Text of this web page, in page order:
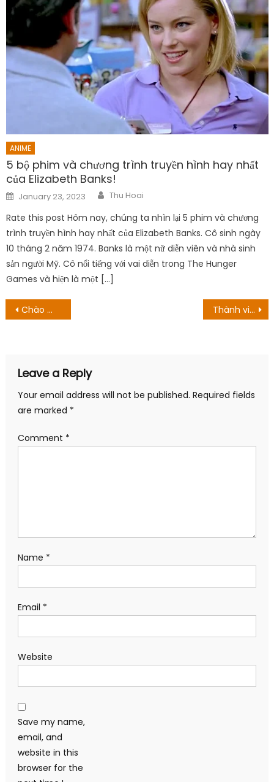
ANIME
5 bộ phim và chương trình truyền hình hay nhất
của Elizabeth Banks!
Posted
on
January 23, 2023 Author
Thu Hoai
Rate this post Hôm nay, chúng ta nhìn lại 5 phim và chương
trình truyền hình hay nhất của Elizabeth Banks. Cô sinh ngày
10 tháng 2 năm 1974. Banks là một nữ diễn viên và nhà sinh
sản người Mỹ. Cô nổi tiếng với vai diễn trong The Hunger
Games và hiện là một […]
Post
Chào mừng đến với Demon School Iruma-Kun Phần 3 Ngày phát hành RA NGOÀI! Công chiếu mùa thu ’22 Green-Lit! Thành viên PlayStation Plus có thể khai thác Deathloop, các trò chơi tuyệt vời khác
Leave a Reply
Your email address will not be published. Required fields
are marked *
Comment *
Name *
Email *
Website
Save my name,
email, and
website in this
browser for the